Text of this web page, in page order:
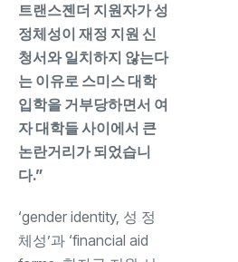
트랜스젠더 지원자가 성
정체성이 재정 지원 신
청서와 일치하지 않는다
는 이유로 스미스 대학
입학을 거부당하면서 여
자 대학들 사이에서 큰
논란거리가 되었습니
다.”
‘gender identity, 성 정
체성’과 ‘financial aid